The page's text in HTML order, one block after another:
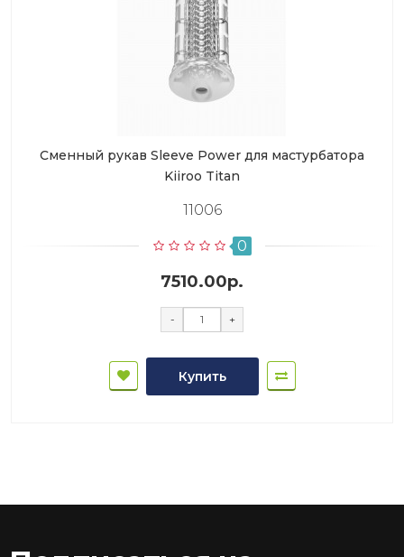
Сменный рукав Sleeve Power для мастурбатора
Kiiroo Titan
11006
0
7510.00р.
- +
Купить